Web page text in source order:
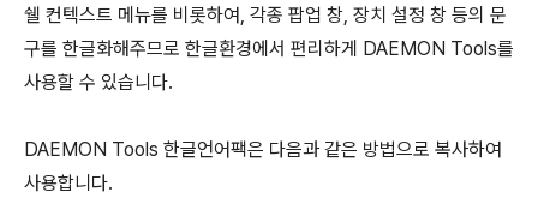
쉘 컨텍스트 메뉴를 비롯하여, 각종 팝업 창, 장치 설정 창 등의 문
구를 한글화해주므로 한글환경에서 편리하게 DAEMON Tools를
사용할 수 있습니다.
DAEMON Tools 한글언어팩은 다음과 같은 방법으로 복사하여
사용합니다.